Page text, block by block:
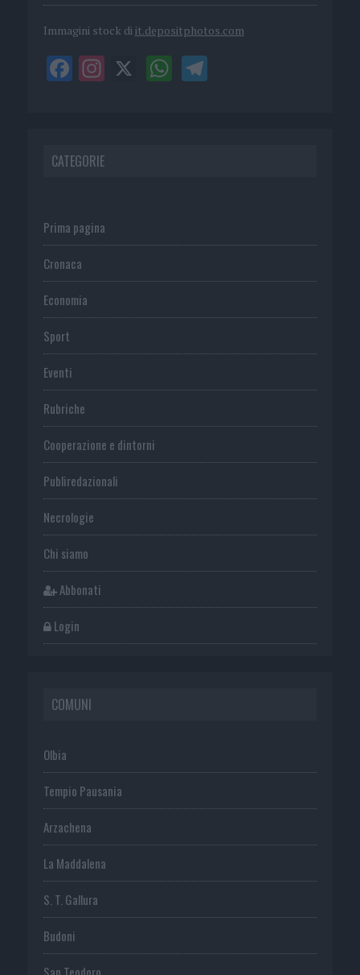
Immagini stock di it.depositphotos.com
CATEGORIE
Prima pagina
Cronaca
Economia
Sport
Eventi
Rubriche
Cooperazione e dintorni
Publiredazionali
Necrologie
Chi siamo
Abbonati
Login
COMUNI
Olbia
Tempio Pausania
Arzachena
La Maddalena
S. T. Gallura
Budoni